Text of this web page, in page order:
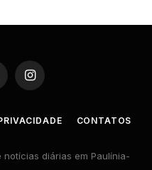
Instagram
CONTATOS
diárias em Paulínia-